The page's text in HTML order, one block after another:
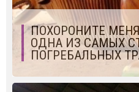
ПОХОРОНИТЕ
ОДНА ИЗ САМЫХ
ПОГРЕБАЛЬНЫХ